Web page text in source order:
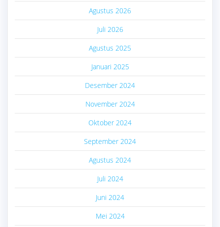
Agustus 2026
Juli 2026
Agustus 2025
Januari 2025
Desember 2024
November 2024
Oktober 2024
September 2024
Agustus 2024
Juli 2024
Juni 2024
Mei 2024